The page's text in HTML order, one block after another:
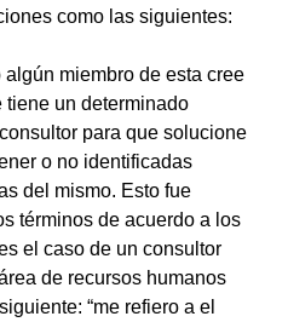
como las siguientes:
miembro de esta cree
tiene un determinado
para que solucione
o no identificadas
del mismo. Esto fue
términos de acuerdo a los
el caso de un consultor
de recursos humanos
“me refiero a el